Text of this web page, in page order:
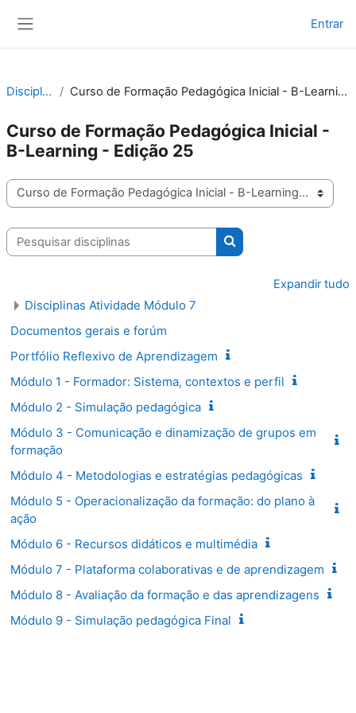
Entrar
Disciplinas Curso de Formação Pedagógica Inicial - B-Learning - Edição 25
Curso de Formação Pedagógica Inicial -
B-Learning - Edição 25
Categorias de disciplinas
Pesquisar disciplinas
Pesquisar disciplinas
Expandir tudo
Disciplinas Atividade Módulo 7
Documentos gerais e forúm
Portfólio Reflexivo de Aprendizagem
Módulo 1 - Formador: Sistema, contextos e perfil
Módulo 2 - Simulação pedagógica
Módulo 3 - Comunicação e dinamização de grupos em
formação
Módulo 4 - Metodologias e estratégias pedagógicas
Módulo 5 - Operacionalização da formação: do plano à
ação
Módulo 6 - Recursos didáticos e multimédia
Módulo 7 - Plataforma colaborativas e de aprendizagem
Módulo 8 - Avaliação da formação e das aprendizagens
Módulo 9 - Simulação pedagógica Final